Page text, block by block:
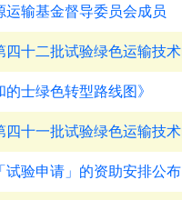
输基金督导委员会成员
十二批试验绿色运输技
士绿色转型路线图》
十一批试验绿色运输技
验申请」的资助安排公布